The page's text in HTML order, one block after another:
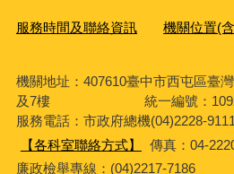
服務時間及聯絡資訊 機關位置(
機關地址：407610臺中市西屯區臺
及7樓 統一編號：
服務電話：市政府總機(04)2228-
【各科室聯絡方式】
傳真：04-
廉政檢舉專線：(04)2217-7186